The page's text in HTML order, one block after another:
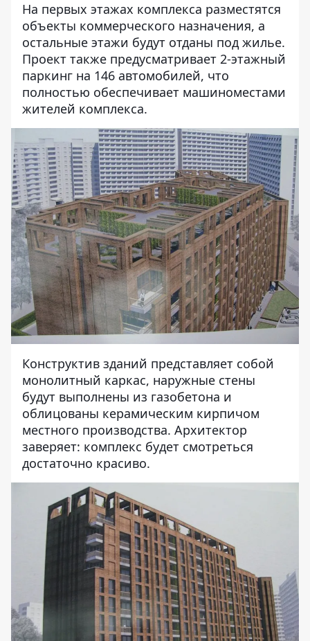
На первых этажах комплекса разместятся
объекты коммерческого назначения, а
остальные этажи будут отданы под жилье.
Проект также предусматривает 2-этажный
паркинг на 146 автомобилей, что
полностью обеспечивает машиноместами
жителей комплекса.
Конструктив зданий представляет собой
монолитный каркас, наружные стены
будут выполнены из газобетона и
облицованы керамическим кирпичом
местного производства. Архитектор
заверяет: комплекс будет смотреться
достаточно красиво.